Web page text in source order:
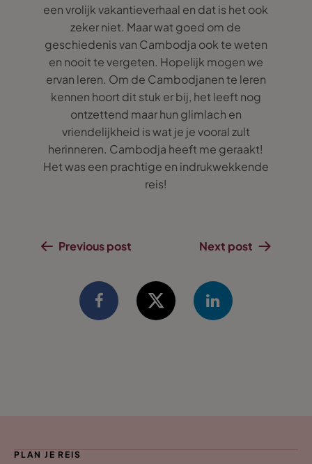
een vrolijk vakantieverhaal en dat is het ook
zeker niet. Maar wat goed om de
geschiedenis van Cambodja ook te weten
en nooit te vergeten. Hopelijk mogen we
ervan leren. Om de Cambodjanen te leren
kennen hoort dit stuk er bij, het leeft nog
ontzettend maar hun glimlach en
vriendelijkheid is wat je je vooral zult
herinneren. Cambodja heeft me geraakt!
Het was een prachtige en indrukwekkende
reis!
Previous post Next post
PLAN JE REIS